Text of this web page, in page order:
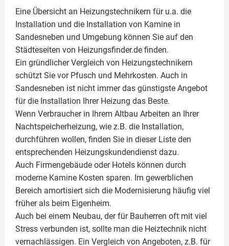
Eine Übersicht an Heizungstechnikern für u.a. die
Installation und die Installation von Kamine in
Sandesneben und Umgebung können Sie auf den
Städteseiten von Heizungsfinder.de finden.
Ein gründlicher Vergleich von Heizungstechnikern
schützt Sie vor Pfusch und Mehrkosten. Auch in
Sandesneben ist nicht immer das günstigste Angebot
für die Installation Ihrer Heizung das Beste.
Wenn Verbraucher in Ihrem Altbau Arbeiten an Ihrer
Nachtspeicherheizung, wie z.B. die Installation,
durchführen wollen, finden Sie in dieser Liste den
entsprechenden Heizungskundendienst dazu.
Auch Firmengebäude oder Hotels können durch
moderne Kamine Kosten sparen. Im gewerblichen
Bereich amortisiert sich die Modernisierung häufig viel
früher als beim Eigenheim.
Auch bei einem Neubau, der für Bauherren oft mit viel
Stress verbunden ist, sollte man die Heiztechnik nicht
vernachlässigen. Ein Vergleich von Angeboten, z.B. für